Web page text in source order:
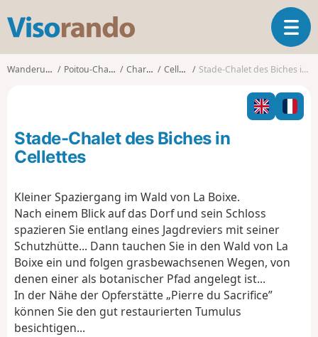
s
o
o
T
o
l
n
Wanderungen Poitou-Charentes Charente Cellettes Stade-Chalet des Biches in Cellettes
Stade-Chalet des Biches in
Cellettes
Kleiner Spaziergang im Wald von La Boixe.
Nach einem Blick auf das Dorf und sein Schloss
spazieren Sie entlang eines Jagdreviers mit seiner
Schutzhütte... Dann tauchen Sie in den Wald von La
Boixe ein und folgen grasbewachsenen Wegen, von
denen einer als botanischer Pfad angelegt ist...
In der Nähe der Opferstätte „Pierre du Sacrifice”
können Sie den gut restaurierten Tumulus
besichtigen...